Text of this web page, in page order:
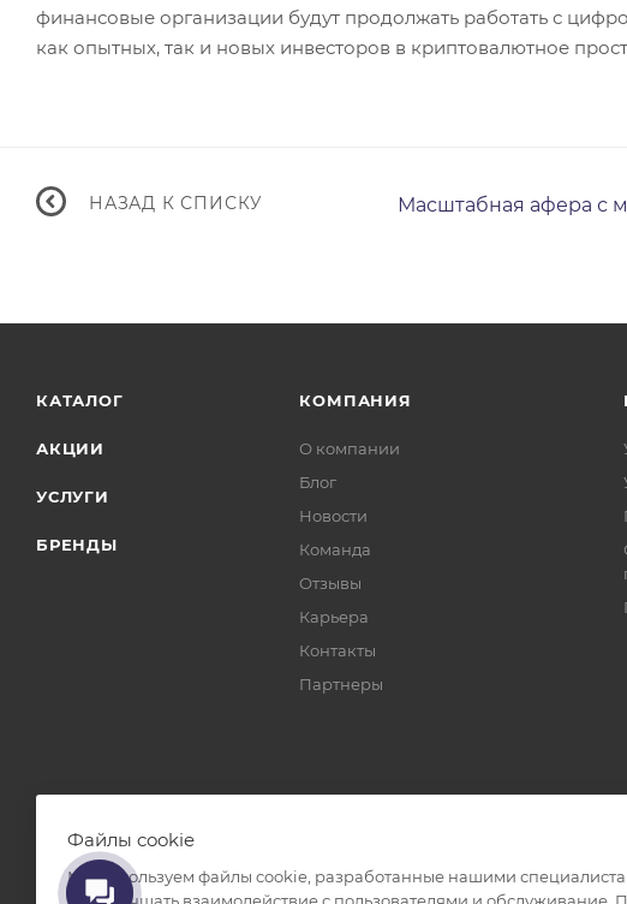
финансовые организации будут продолжать работать с
как опытных, так и новых инвесторов в криптовалютное
НАЗАД К СПИСКУ
Масштабная афера с
КАТАЛОГ
АКЦИИ
УСЛУГИ
БРЕНДЫ
КОМПАНИЯ
О компании
Блог
Новости
Команда
Отзывы
Карьера
Контакты
Партнеры
Файлы cookie
Мы используем файлы cookie, разработанные нашими
нам улучшать взаимодействие с пользователями и